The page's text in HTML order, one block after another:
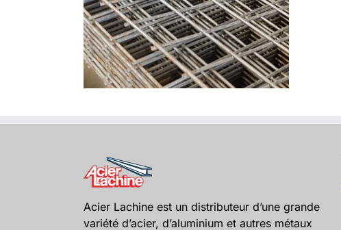
Acier Lachine est un distributeur d’une grande
variété d’acier, d’aluminium et autres métaux